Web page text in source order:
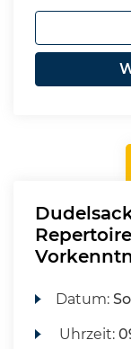
Datum:
Uhrzeit: